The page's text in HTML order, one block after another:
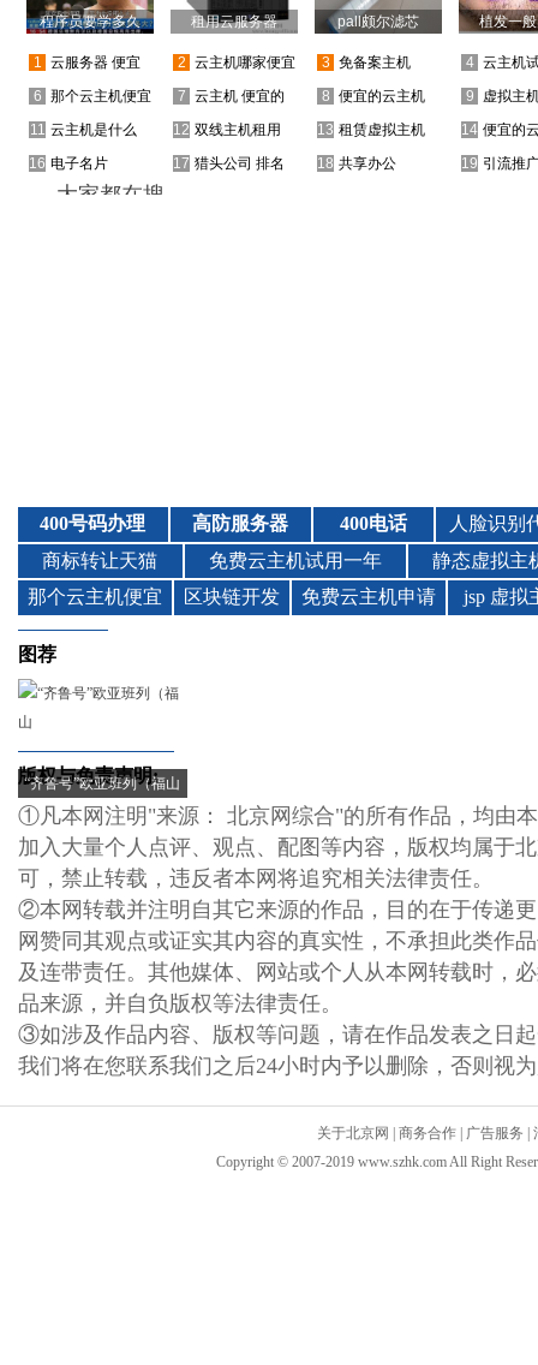
图荐
“齐鲁号”欧亚班列（福山
版权与免责声明:
①凡本网注明"来源： 北京网综合"的所有作品，均由
加入大量个人点评、观点、配图等内容，版权均属于
可，禁止转载，违反者本网将追究相关法律责任。
②本网转载并注明自其它来源的作品，目的在于传递
网赞同其观点或证实其内容的真实性，不承担此类作
及连带责任。其他媒体、网站或个人从本网转载时，
品来源，并自负版权等法律责任。
③如涉及作品内容、版权等问题，请在作品发表之日
我们将在您联系我们之后24小时内予以删除，否则视
关于北京网 商务合作 广告服务
Copyright © 2007-2019 www.szhk.com All Right